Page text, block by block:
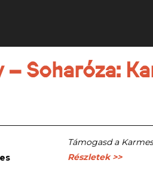
– Soharóza:
Támogasd a
Részletek >>